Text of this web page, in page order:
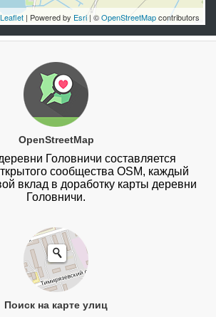
Leaflet | Powered by Esri | ©OpenStreetMapcontributors
OpenStreetMap
Головничи составляется
сообщества OSM, каждый
вклад в доработку карты деревни
Головничи.
Поиск на карте улиц